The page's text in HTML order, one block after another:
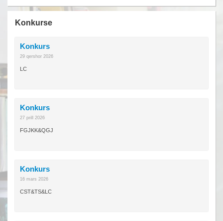
Konkurse
Konkurs
29 qershor 2026
LC
Konkurs
27 prill 2026
FGJKK&QGJ
Konkurs
16 mars 2026
CST&TS&LC